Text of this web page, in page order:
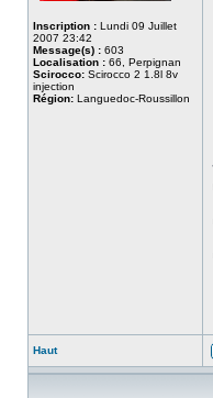
Inscription : Lundi 09 Juillet
2007 23:42
Message(s) : 603
Localisation : 66, Perpignan
Scirocco: Scirocco 2 1.8l 8v
injection
Région: Languedoc-Roussillon
Haut